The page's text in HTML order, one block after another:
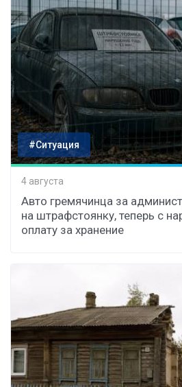
#Ситуация
4 августа
Авто гремячинца за
на штрафстоянку, теперь с
оплату за хранение